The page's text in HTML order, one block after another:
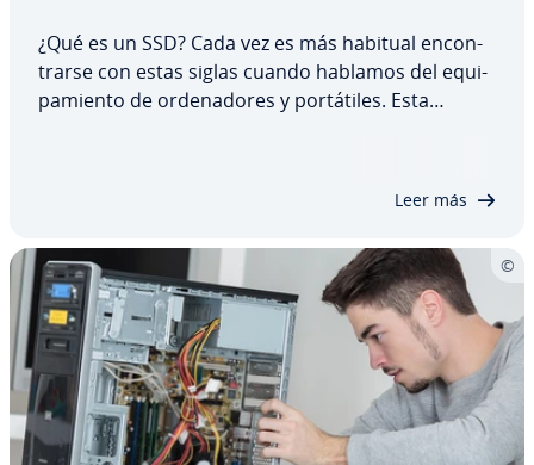
¿Qué es un SSD? Cada vez es más habitual en­co­n­
trar­se con estas siglas cuando hablamos del equi­
pa­mie­n­to de or­de­na­do­res y po­r­tá­ti­les. Esta
Leer más